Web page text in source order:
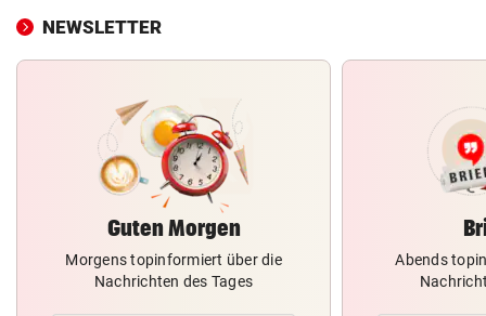
NEWSLETTER
Guten Morgen
Morgens topinformiert über die
Nachrichten des Tages
Abends